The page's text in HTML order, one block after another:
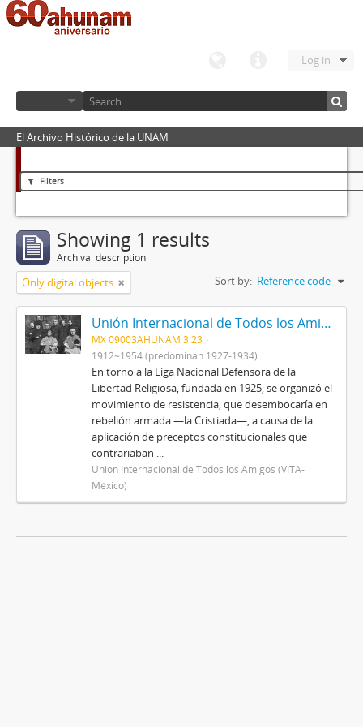
Log in
El Archivo Histórico de la UNAM
Filters
Showing 1 results
Archival description
Only digital objects Sort by: Reference code
Unión Internacional de Todos los Amigos (VITA-México)
MX 09003AHUNAM 3.23
1912~1954 (predominan 1927-1934)
En torno a la Liga Nacional Defensora de la
Libertad Religiosa, fundada en 1925, se organizó el
movimiento de resistencia, que desembocaría en
rebelión armada —la Cristiada—, a causa de la
aplicación de preceptos constitucionales que
contrariaban ...
Unión Internacional de Todos los Amigos (VITA-
México)